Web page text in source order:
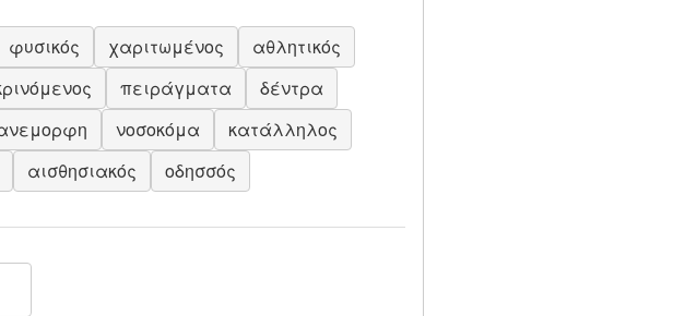
φυσικός χαριτωμένος
αθλητικός
πειράγματα
δέντρα
νοσοκόμα
κατάλληλος
αισθησιακός οδησσός